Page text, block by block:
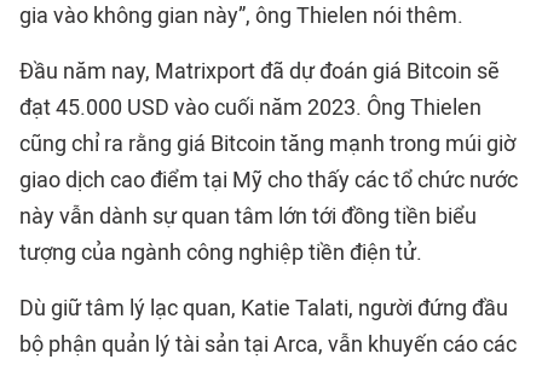
gia vào không gian này”, ông Thielen nói thêm.
Đầu năm nay, Matrixport đã dự đoán giá Bitcoin sẽ
đạt 45.000 USD vào cuối năm 2023. Ông Thielen
cũng chỉ ra rằng giá Bitcoin tăng mạnh trong múi giờ
giao dịch cao điểm tại Mỹ cho thấy các tổ chức nước
này vẫn dành sự quan tâm lớn tới đồng tiền biểu
tượng của ngành công nghiệp tiền điện tử.
Dù giữ tâm lý lạc quan, Katie Talati, người đứng đầu
bộ phận quản lý tài sản tại Arca, vẫn khuyến cáo các